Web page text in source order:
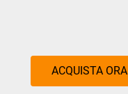
ACQUISTA ORA